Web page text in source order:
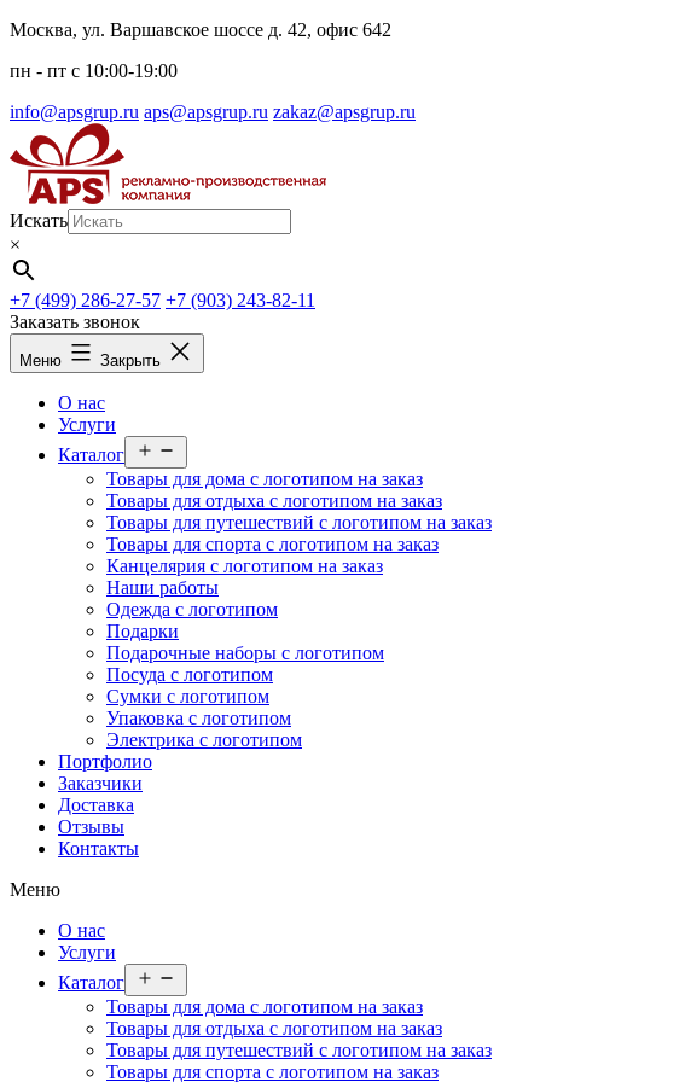
Перейти
содержимому
Москва, ул. Варшавское шоссе д. 42, офис 642
пн - пт c 10:00-19:00
info@apsgrup.ru aps@apsgrup.ru zakaz@apsgrup.ru
Искать
×
+7 (499) 286-27-57 +7 (903) 243-82-11
Заказать звонок
Меню Закрыть
О нас
Услуги
Каталог
меню
Товары для дома с логотипом на заказ
Товары для отдыха с логотипом на заказ
Товары для путешествий с логотипом на заказ
Товары для спорта с логотипом на заказ
Канцелярия с логотипом на заказ
Наши работы
Одежда с логотипом
Подарки
Подарочные наборы с логотипом
Посуда с логотипом
Сумки с логотипом
Упаковка с логотипом
Электрика с логотипом
Портфолио
Заказчики
Доставка
Отзывы
Контакты
Меню
О нас
Услуги
Каталог
меню
Товары для дома с логотипом на заказ
Товары для отдыха с логотипом на заказ
Товары для путешествий с логотипом на заказ
Товары для спорта с логотипом на заказ